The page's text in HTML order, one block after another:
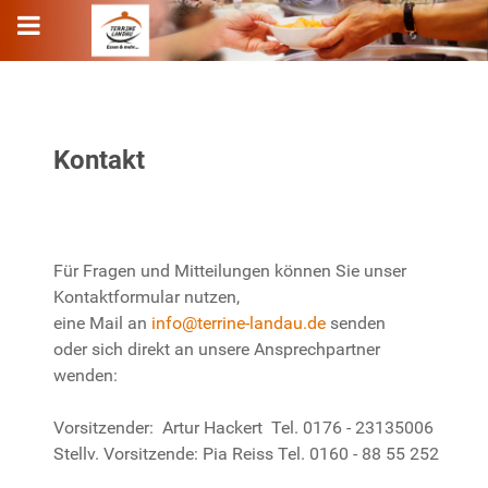
Kontakt
Für Fragen und Mitteilungen können Sie unser
Kontaktformular nutzen,
eine Mail an info@terrine-landau.de senden
oder sich direkt an unsere Ansprechpartner
wenden:
Vorsitzender: Artur Hackert Tel. 0176 - 23135006
Stellv. Vorsitzende: Pia Reiss Tel. 0160 - 88 55 252